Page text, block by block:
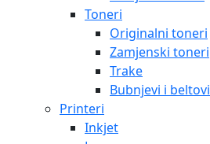
Toneri
Originalni toneri
Zamjenski toneri
Trake
Bubnjevi i beltovi
Printeri
Inkjet